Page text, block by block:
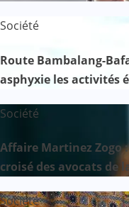
Société
Route Bambalang-
asphyxie les activités
Société
Affaire Martinez Zogo
croisé des avocats de
Société